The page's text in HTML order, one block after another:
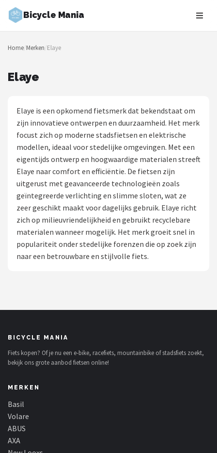
Bicycle Mania
Zoeken
NAVIGATIE
Blog
Fietsroutes
Kinderfietsen
Stadsfietsen
Elektrische fietsen
Mountainbikes
Shop
ABUS
AXA
New Looxs
BBB Cycling
Schwalbe
Home/Merken/Elaye
Elaye
Elaye is een opkomend fietsmerk dat bekendstaat om
zijn innovatieve ontwerpen en duurzaamheid. Het merk
focust zich op moderne stadsfietsen en elektrische
modellen, ideaal voor stedelijke omgevingen. Met een
eigentijds ontwerp en hoogwaardige materialen streeft
Elaye naar comfort en efficiëntie. De fietsen zijn
uitgerust met geavanceerde technologieën zoals
geïntegreerde verlichting en slimme sloten, wat ze
zeer geschikt maakt voor dagelijks gebruik. Elaye richt
zich op milieuvriendelijkheid en gebruikt recyclebare
materialen wanneer mogelijk. Het merk groeit snel in
populariteit onder stedelijke forenzen die op zoek zijn
naar een betrouwbare en stijlvolle fiets.
BICYCLE MANIA
Fiets kopen? Of je nu een e-bike, racefiets, mountainbike of stadsfiets zoekt,
bekijk ons grote aanbod fietsen online!
MERKEN
Basil
Volare
ABUS
AXA